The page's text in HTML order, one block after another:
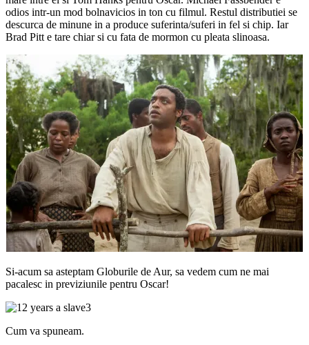
odios intr-un mod bolnavicios in ton cu filmul. Restul distributiei se
descurca de minune in a produce suferinta/suferi in fel si chip. Iar
Brad Pitt e tare chiar si cu fata de mormon cu pleata slinoasa.
Si-acum sa asteptam Globurile de Aur, sa vedem cum ne mai
pacalesc in previziunile pentru Oscar!
Cum va spuneam.